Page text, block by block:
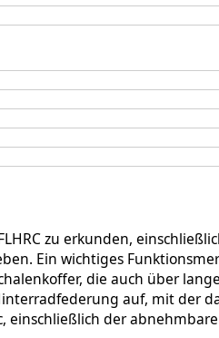
zu erkunden,
Ein wichtiges
die auch über
auf, mit der
einschließlich der